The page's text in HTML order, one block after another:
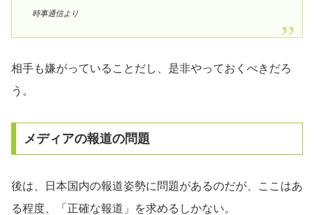
時事通信より
相手も嫌がっていることだし、是非やっておくべきだろ
う。
メディアの報道の問題
後は、日本国内の報道姿勢に問題があるのだが、ここはあ
る程度、「正確な報道」を求めるしかない。